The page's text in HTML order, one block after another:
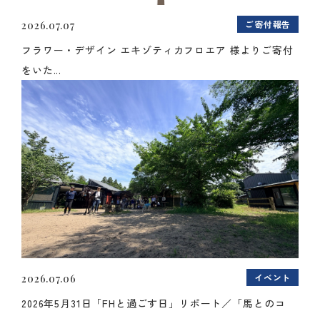
2026.07.07 ご寄付報告
フラワー・デザイン エキゾティカフロエア 様よりご寄付
をいた...
2026.07.06 イベント
2026年5月31日「FHと過ごす日」リポート／「馬とのコ